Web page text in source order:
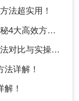
法超实用！
松搞定所有场景！
（附详细表格）！
详解！
！